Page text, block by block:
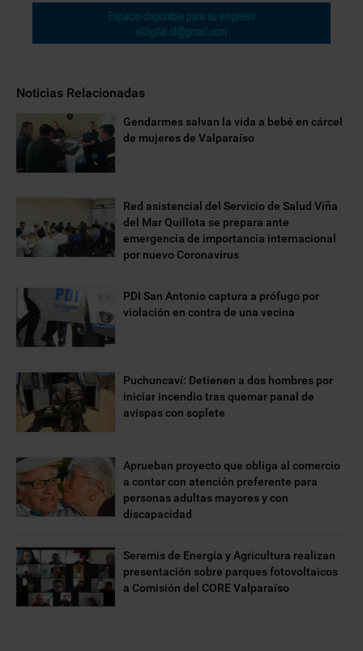
Noticias Relacionadas
Gendarmes salvan la vida a bebé en cárcel
de mujeres de Valparaíso
Red asistencial del Servicio de Salud Viña
del Mar Quillota se prepara ante
emergencia de importancia internacional
por nuevo Coronavirus
PDI San Antonio captura a prófugo por
violación en contra de una vecina
Puchuncaví: Detienen a dos hombres por
iniciar incendio tras quemar panal de
avispas con soplete
Aprueban proyecto que obliga al comercio
a contar con atención preferente para
personas adultas mayores y con
discapacidad
Seremis de Energía y Agricultura realizan
presentación sobre parques fotovoltaicos
a Comisión del CORE Valparaíso